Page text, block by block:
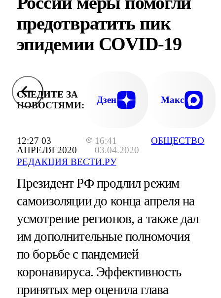
12:27 03
АПРЕЛЯ 2020
16:41
03.04.2020
РЕДАКЦИЯ ВЕСТИ.РУ
ОБЩЕСТВО
предотвратить пик
эпидемии COVID-19
СЛЕДИТЕ ЗА
НОВОСТЯМИ:
Дзен Макс
Президент РФ продлил режим
самоизоляции до конца апреля на
усмотрение регионов, а также дал
им дополнительные полномочия
по борьбе с пандемией
коронавируса. Эффективность
принятых мер оценила глава